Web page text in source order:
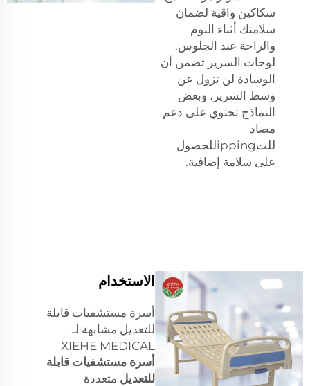
سكاكين واقية لضمان
سلامتك أثناء النوم
والراحة عند الجلوس.
لوحات السرير تضمن أن
الوسادة لن تزول عن
وسط السرير، وبعض
النماذج تحتوي على دعم
مضاد
للتippingللحصول
على سلامة إضافية.
الاستخدام
أسرة مستشفيات قابلة
للتعديل مشابهة لـ
XIEHE MEDICAL
أسرة مستشفيات قابلة
للتعديل متعددة